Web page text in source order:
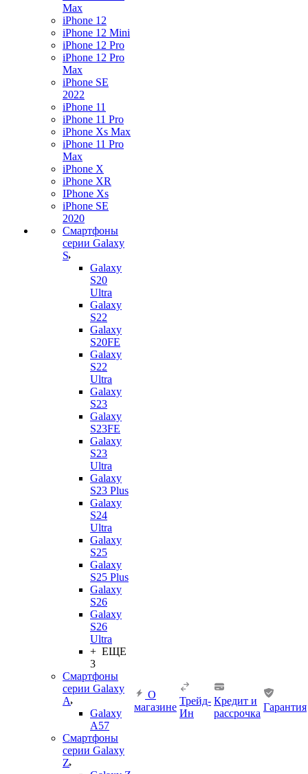
Max
iPhone 12
iPhone 12 Mini
iPhone 12 Pro
iPhone 12 Pro
Max
iPhone SE
2022
iPhone 11
iPhone 11 Pro
iPhone Xs Max
iPhone 11 Pro
Max
iPhone X
iPhone XR
IPhone Xs
iPhone SE
2020
Смартфоны
серии Galaxy
S
Galaxy
S20
Ultra
Galaxy
S22
Galaxy
S20FE
Galaxy
S22
Ultra
Galaxy
S23
Galaxy
S23FE
Galaxy
S23
Ultra
Galaxy
S23 Plus
Galaxy
S24
Ultra
Galaxy
S25
Galaxy
S25 Plus
Galaxy
S26
Galaxy
S26
Ultra
+ ЕЩЕ
3
Смартфоны
серии Galaxy
A
Galaxy
A57
Смартфоны
серии Galaxy
Z
О
магазине
Трейд-
Ин
Кредит и
рассрочка
Гарантия